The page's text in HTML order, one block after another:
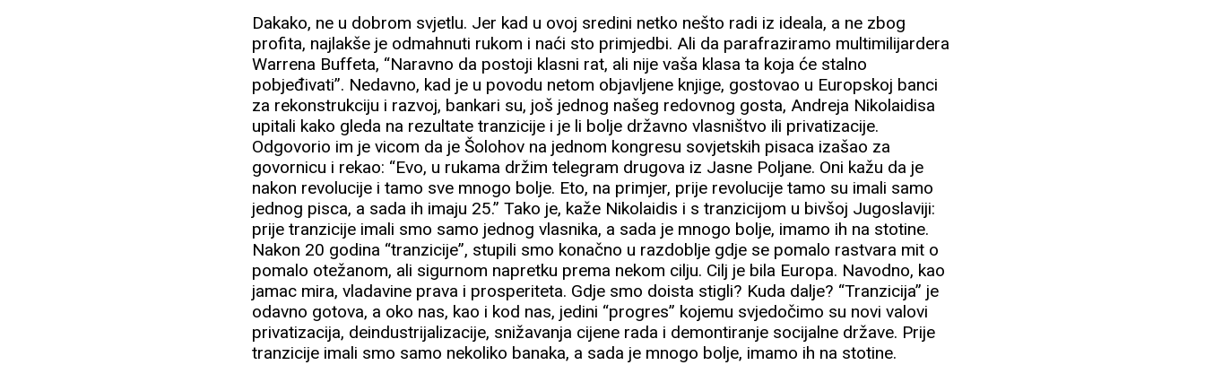
Dakako, ne u dobrom svjetlu. Jer kad u ovoj sredini netko nešto radi iz ideala, a ne zbog
profita, najlakše je odmahnuti rukom i naći sto primjedbi. Ali da parafraziramo multimilijardera
Warrena Buffeta, “Naravno da postoji klasni rat, ali nije vaša klasa ta koja će stalno
pobjeđivati”. Nedavno, kad je u povodu netom objavljene knjige, gostovao u Europskoj banci
za rekonstrukciju i razvoj, bankari su, još jednog našeg redovnog gosta, Andreja Nikolaidisa
upitali kako gleda na rezultate tranzicije i je li bolje državno vlasništvo ili privatizacije.
Odgovorio im je vicom da je Šolohov na jednom kongresu sovjetskih pisaca izašao za
govornicu i rekao: “Evo, u rukama držim telegram drugova iz Jasne Poljane. Oni kažu da je
nakon revolucije i tamo sve mnogo bolje. Eto, na primjer, prije revolucije tamo su imali samo
jednog pisca, a sada ih imaju 25.” Tako je, kaže Nikolaidis i s tranzicijom u bivšoj Jugoslaviji:
prije tranzicije imali smo samo jednog vlasnika, a sada je mnogo bolje, imamo ih na stotine.
Nakon 20 godina “tranzicije”, stupili smo konačno u razdoblje gdje se pomalo rastvara mit o
pomalo otežanom, ali sigurnom napretku prema nekom cilju. Cilj je bila Europa. Navodno, kao
jamac mira, vladavine prava i prosperiteta. Gdje smo doista stigli? Kuda dalje? “Tranzicija” je
odavno gotova, a oko nas, kao i kod nas, jedini “progres” kojemu svjedočimo su novi valovi
privatizacija, deindustrijalizacije, snižavanja cijene rada i demontiranje socijalne države. Prije
tranzicije imali smo samo nekoliko banaka, a sada je mnogo bolje, imamo ih na stotine.